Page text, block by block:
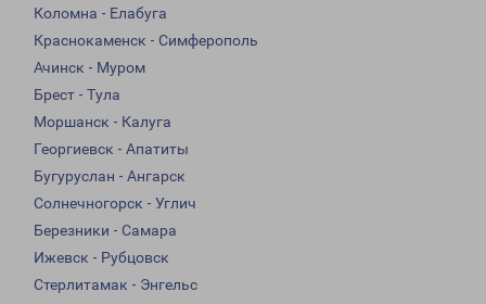
Коломна - Елабуга
Краснокаменск - Симферополь
Ачинск - Муром
Брест - Тула
Моршанск - Калуга
Георгиевск - Апатиты
Бугуруслан - Ангарск
Солнечногорск - Углич
Березники - Самара
Ижевск - Рубцовск
Стерлитамак - Энгельс